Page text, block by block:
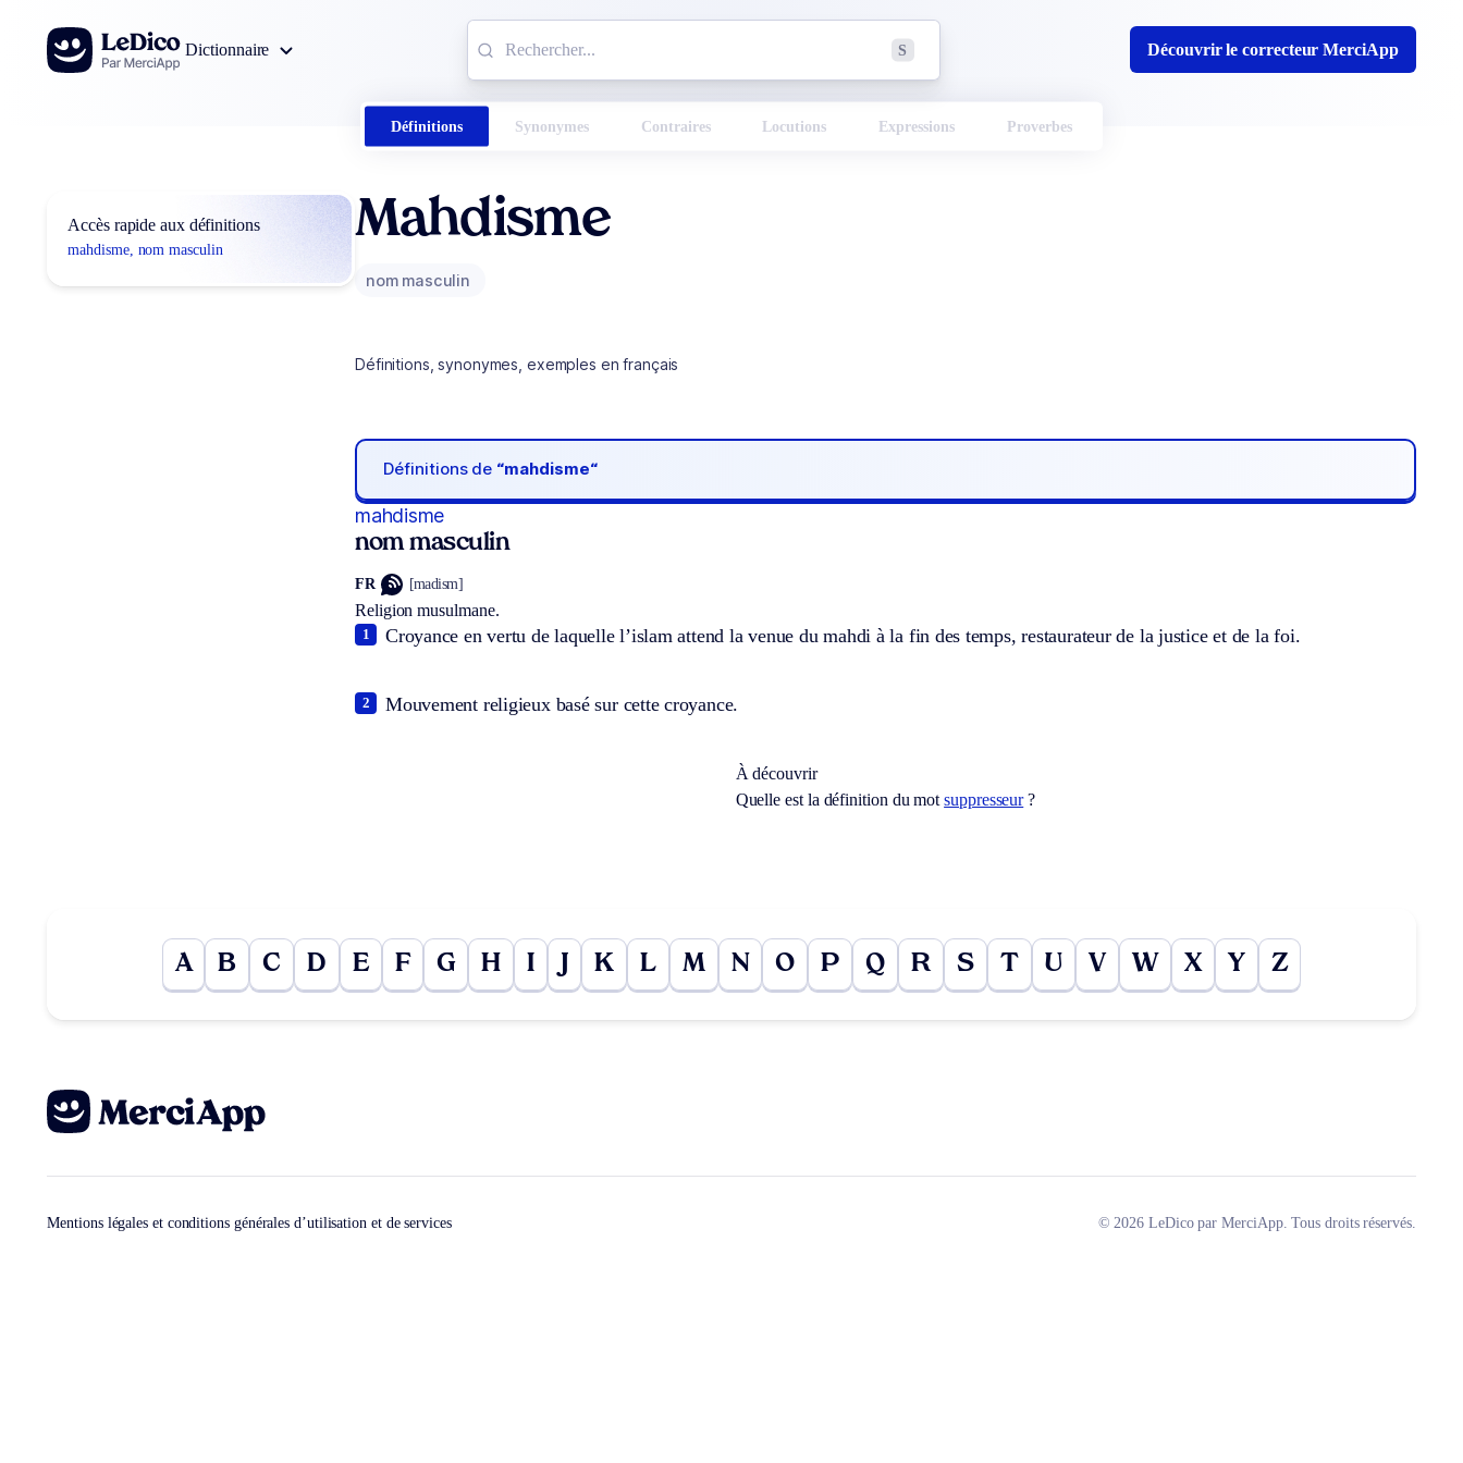
Aller au contenu
Dictionnaire
S Découvrir le correcteur MerciApp
Définitions Synonymes Contraires Locutions Expressions Proverbes
Accès rapide aux définitions
mahdisme, nom masculin
Mahdisme
nom masculin
Définitions, synonymes, exemples en français
Définitions de “mahdisme“
mahdisme
nom masculin
FR [madism]
Religion musulmane.
Croyance en vertu de laquelle l’islam attend la venue du mahdi à la fin des temps, restaurateur de la justice et de la foi.
1
Mouvement religieux basé sur cette croyance.
2
À découvrir
Quelle est la définition du motsuppresseur?
A B C D E F G H I K L M N O P Q R S T U V W X Y Z
Mentions légales et conditions générales d’utilisation et de services © 2026 LeDico par MerciApp. Tous droits réservés.